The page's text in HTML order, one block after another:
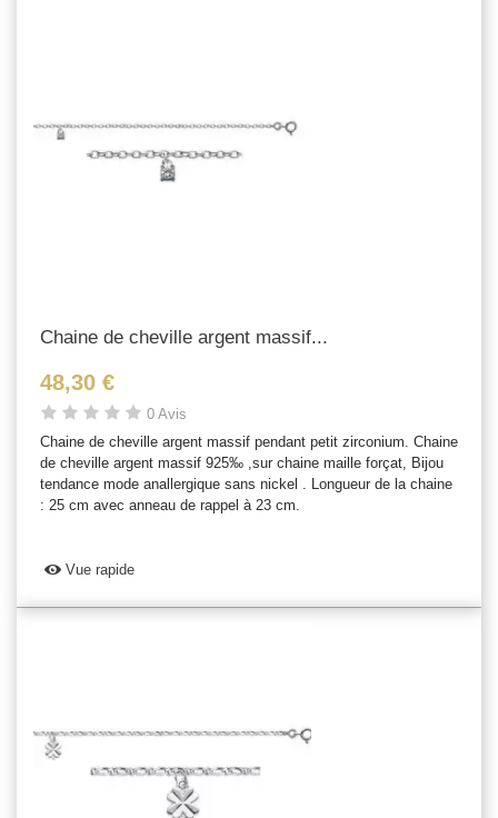
Chaine de cheville argent massif...
48,30 €
0 Avis
Chaine de cheville argent massif pendant petit zirconium. Chaine
de cheville argent massif 925‰ ,sur chaine maille forçat, Bijou
tendance mode anallergique sans nickel . Longueur de la chaine
: 25 cm avec anneau de rappel à 23 cm.
Vue rapide